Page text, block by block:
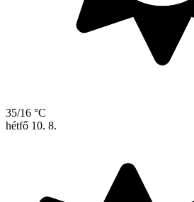
35/16 °C
hétfő 10. 8.